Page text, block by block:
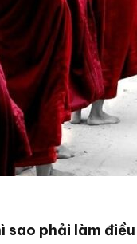
sao phải làm